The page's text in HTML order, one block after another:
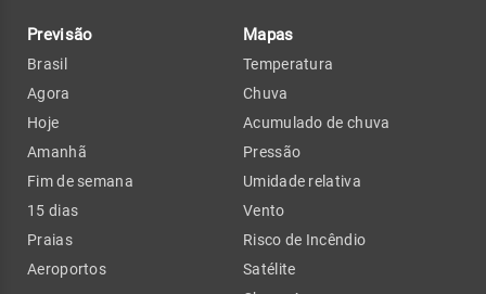
Previsão
Brasil
Agora
Hoje
Amanhã
Fim de semana
15 dias
Praias
Aeroportos
Mapas
Temperatura
Chuva
Acumulado de chuva
Pressão
Umidade relativa
Vento
Risco de Incêndio
Satélite